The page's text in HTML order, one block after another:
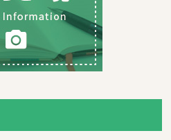
17-6548
：00～18：00
せフォーム